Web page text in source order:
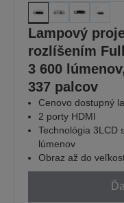
Lampový
rozlíšením
3 600
337 palcov
Cenovo dostupný
2 porty HDMI
Technológia 3LCD
lúmenov
Obraz až do